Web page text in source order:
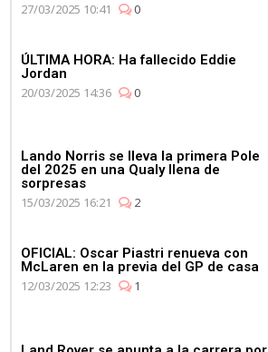
27/03/2025 10:41
0
ÚLTIMA HORA: Ha fallecido Eddie
Jordan
20/03/2025 14:36
0
Lando Norris se lleva la primera Pole
del 2025 en una Qualy llena de
sorpresas
15/03/2025 16:21
2
OFICIAL: Oscar Piastri renueva con
McLaren en la previa del GP de casa
12/03/2025 12:23
1